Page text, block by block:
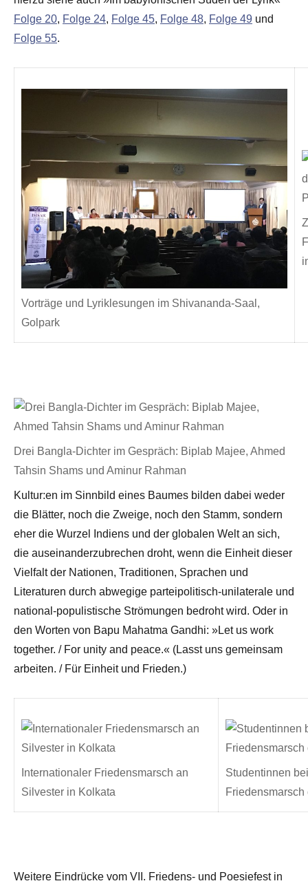
Folge 20, Folge 24, Folge 45, Folge 48, Folge 49 und
Folge 55.
Vorträge und Lyriklesungen im Shivananda-Saal,
Golpark
Drei Bangla-Dichter im Gespräch: Biplab Majee, Ahmed
Tahsin Shams und Aminur Rahman
Kultur:en im Sinnbild eines Baumes bilden dabei weder
die Blätter, noch die Zweige, noch den Stamm, sondern
eher die Wurzel Indiens und der globalen Welt an sich,
die auseinanderzubrechen droht, wenn die Einheit dieser
Vielfalt der Nationen, Traditionen, Sprachen und
Literaturen durch abwegige parteipolitisch-unilaterale und
national-populistische Strömungen bedroht wird. Oder in
den Worten von Bapu Mahatma Gandhi: »Let us work
together. / For unity and peace.« (Lasst uns gemeinsam
arbeiten. / Für Einheit und Frieden.)
Internationaler Friedensmarsch an
Silvester in Kolkata
Studentinnen
Weitere Eindrücke vom VII. Friedens- und Poesiefest in